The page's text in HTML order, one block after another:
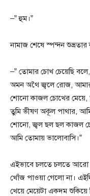
–” হুম।”
নামাজ শেষে স্পন্দন
–” তোমার চোখ চেয়েছি
অমন অথৈ জ্বলে রোজ,
শোনো কাজল চোখের মেয়ে,
তুমি ভীষণ অকূল পাথার,
শোনো, জ্বল ছল ছল কাজল
আমি তোমায় ভালোবাসি।”
এইভাবে চলতে চলতে আরো
খোঁজ পাওয়া গেলো না।
খেয়ে মেয়েটা একদম